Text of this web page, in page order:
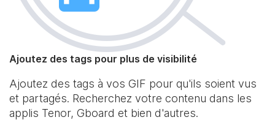
Ajoutez des tags pour plus de visibilité
Ajoutez des tags à vos GIF pour qu'ils soient vus
et partagés. Recherchez votre contenu dans les
applis Tenor, Gboard et bien d'autres.